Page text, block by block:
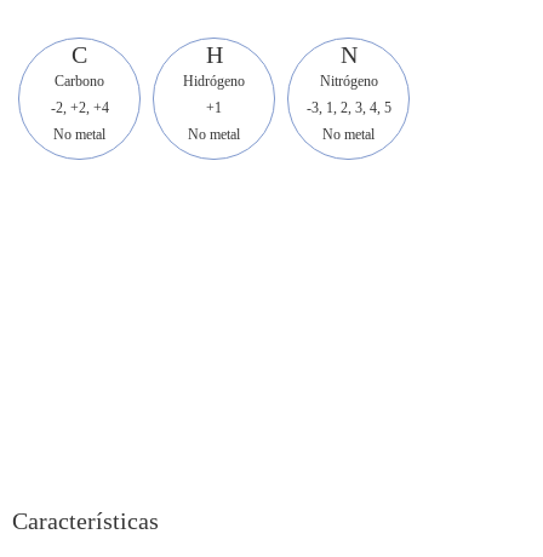
C
Carbono
-2, +2, +4
No metal
H
Hidrógeno
+1
No metal
N
Nitrógeno
-3, 1, 2, 3, 4, 5
No metal
Características